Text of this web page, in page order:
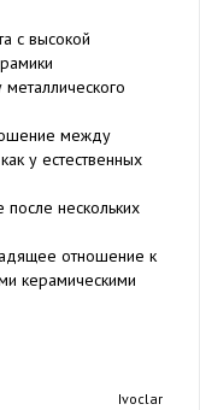
с высокой
между
у естественных
нескольких
отношение к
керамическими
Ivoclar